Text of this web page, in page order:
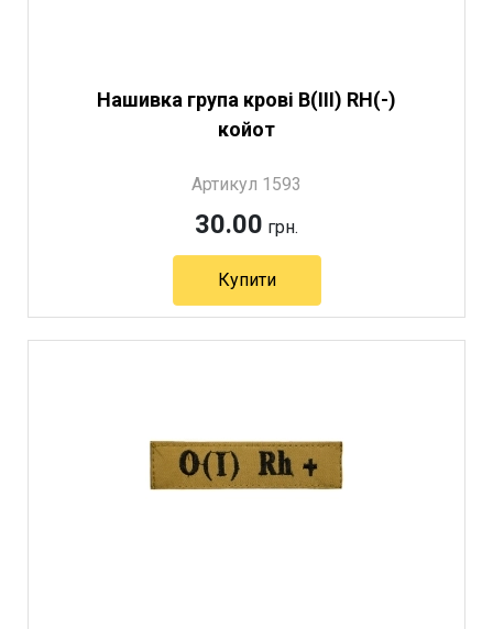
Нашивка група крові B(III) RH(-)
койот
Артикул 1593
30.00 грн.
Купити